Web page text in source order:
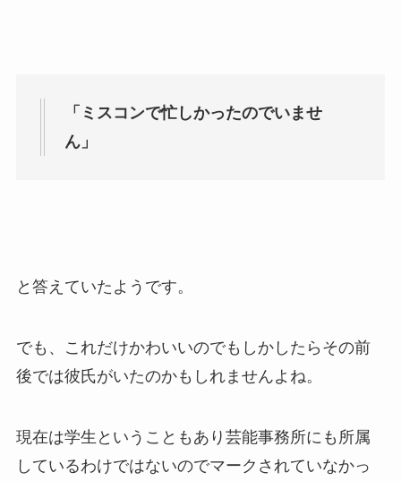
「ミスコンで忙しかったのでいませ
ん」
と答えていたようです。
でも、これだけかわいいのでもしかしたらその前
後では彼氏がいたのかもしれませんよね。
現在は学生ということもあり芸能事務所にも所属
しているわけではないのでマークされていなかっ